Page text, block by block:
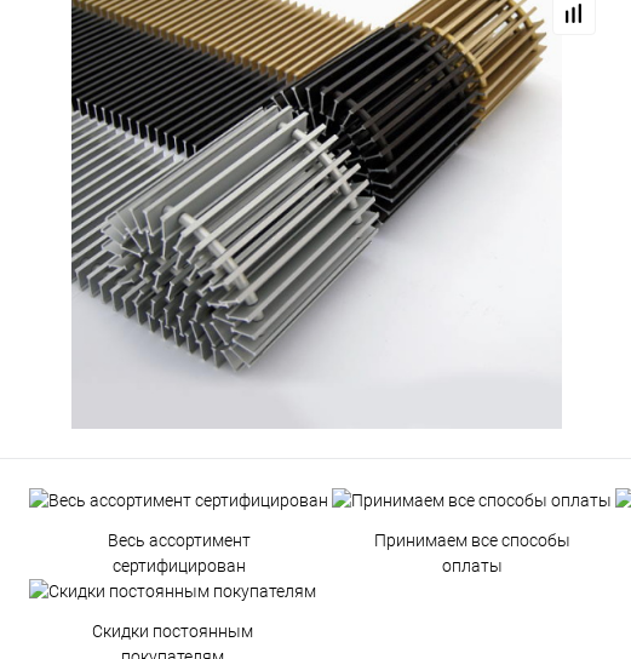
Весь ассортимент
сертифицирован
Принимаем все способы
оплаты
Скидки постоянным